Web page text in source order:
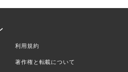
利用規約
著作権と転載について